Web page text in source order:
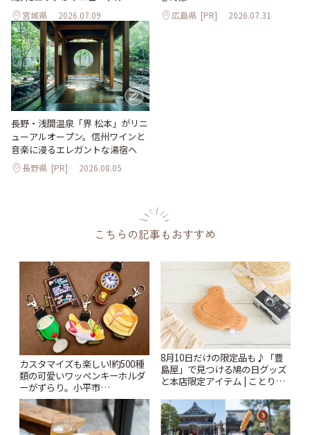
宮城県 2026.07.09 広島県 [PR] 2026.07.31
長野・浅間温泉「界 松本」がリニ
ューアルオープン。信州ワインと
音楽に浸るエレガントな湯宿へ
長野県 [PR] 2026.08.05
こちらの記事もおすすめ
カスタマイズも楽しい!約500種
類の可愛いワッペンキーホルダ
ーがずらり。小平市
「Kimamaya T&K」 | ことりっ
ぷ
8月10日だけの限定品も♪「豊
島屋」で見つける鳩の日グッズ
と本店限定アイテム | ことりっ